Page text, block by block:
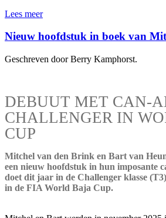
Lees meer
Nieuw hoofdstuk in boek van
Geschreven door Berry Kamphorst.
DEBUUT MET CAN-
CHALLENGER IN
CUP
Mitchel van den Brink en Bart van
een nieuw hoofdstuk in hun imposante
doet dit jaar in de Challenger klasse
in de FIA World Baja Cup.